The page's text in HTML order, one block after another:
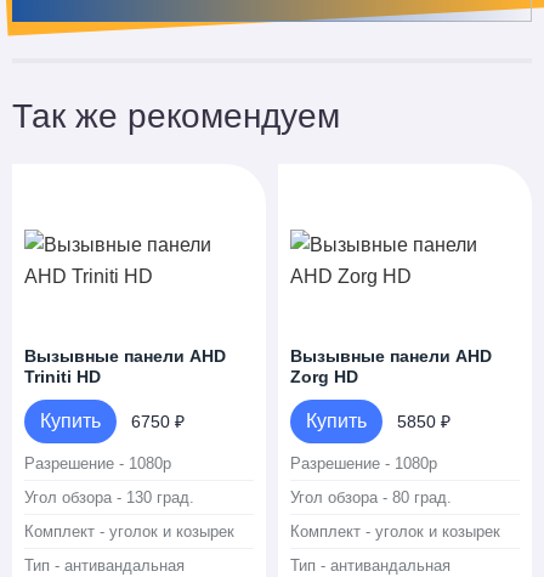
Так же рекомендуем
Вызывные панели AHD
Triniti HD
Купить 6750 ₽
Разрешение - 1080p
Угол обзора - 130 град.
Комплект - уголок и козырек
Тип - антивандальная
Вызывные панели AHD
Zorg HD
Купить 5850 ₽
Разрешение - 1080p
Угол обзора - 80 град.
Комплект - уголок и козырек
Тип - антивандальная